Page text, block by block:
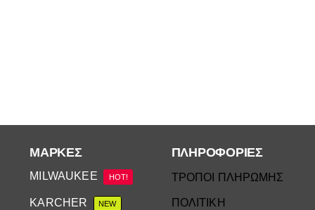
ΜΆΡΚΕΣ
MILWAUKEE HOT!
KARCHER NEW
ΠΛΗΡΟΦΟΡΙΕΣ
ΤΡΟΠΟΙ ΠΛΗΡΩΜΗΣ
ΠΟΛΙΤΙΚΗ